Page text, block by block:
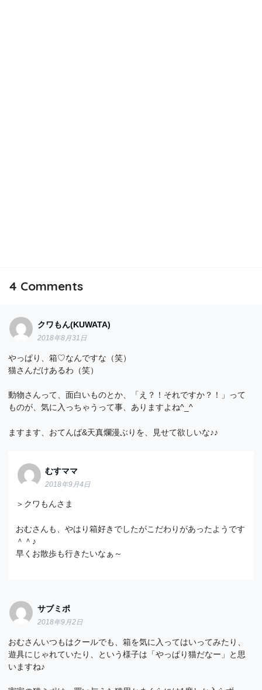
4 Comments
クワもん(KUWATA)
2018年8月31日
やっぱり、箱♡なんですな（笑）
猫さんだけあるわ（笑）
動物さんって、面白いものとか、「え？！それですか？！」って
ものが、気に入っちゃうって事、ありますよね^_^
ますます、おてんば&天真爛漫ぶりを、見せて欲しいな♪♪
むすママ
2018年9月4日
＞クワもんさま
おむさんも、やはり箱好きでしたがこだわりがあったようです
＾＾♪
早くお散歩も行きたいなぁ～
サブミポ
2018年9月2日
おむさんいつもはクールでも、箱を気に入ってはいってみたり、
遊具にじゃれていたり、という様子は「やっぱり猫だなー」と思
いますね♪